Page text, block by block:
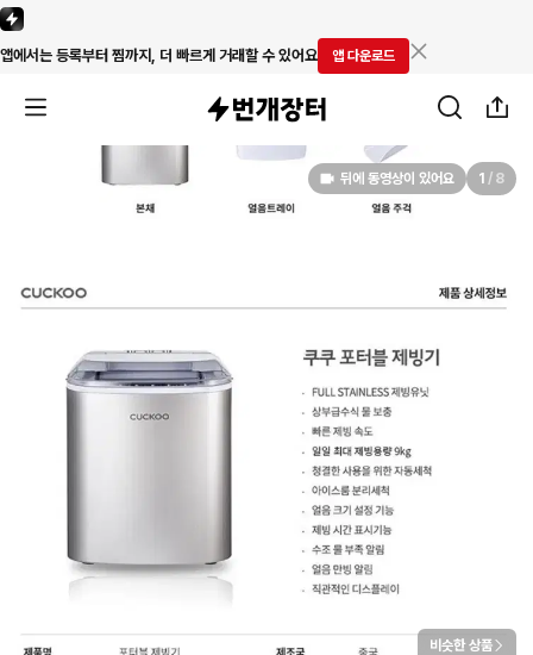
앱에서는 등록부터 찜까지, 더 빠르게 거래할 수 있어요 앱 다운로드
뒤에 동영상이 있어요 1 / 8
비슷한 상품